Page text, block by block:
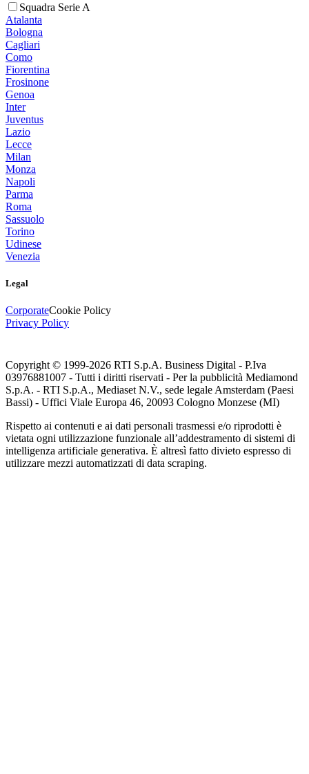
Squadra Serie A
Atalanta
Bologna
Cagliari
Como
Fiorentina
Frosinone
Genoa
Inter
Juventus
Lazio
Lecce
Milan
Monza
Napoli
Parma
Roma
Sassuolo
Torino
Udinese
Venezia
Legal
CorporateCookie Policy
Privacy Policy
Copyright © 1999-2026 RTI S.p.A. Business Digital - P.Iva
03976881007 - Tutti i diritti riservati - Per la pubblicità Mediamond
S.p.A. - RTI S.p.A., Mediaset N.V., sede legale Amsterdam (Paesi
Bassi) - Uffici Viale Europa 46, 20093 Cologno Monzese (MI)
Rispetto ai contenuti e ai dati personali trasmessi e/o riprodotti è
vietata ogni utilizzazione funzionale all’addestramento di sistemi di
intelligenza artificiale generativa. È altresì fatto divieto espresso di
utilizzare mezzi automatizzati di data scraping.